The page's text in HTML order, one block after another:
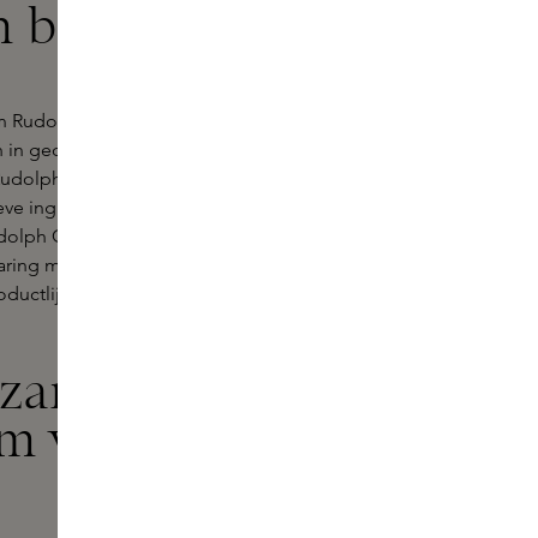
Skins
Care-producten. Dit
gecertificeerde biologische en
Care staat garant voor pure
ingrediënten. Opgericht in 2009
Care toegewijd aan het
met elk product. Ontdek het
van Rudolph Care, exclusief
van